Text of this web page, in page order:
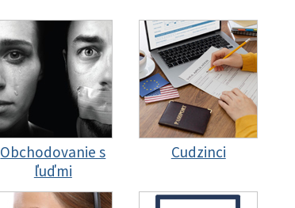
Obchodovanie s
ľuďmi
Cudzinci